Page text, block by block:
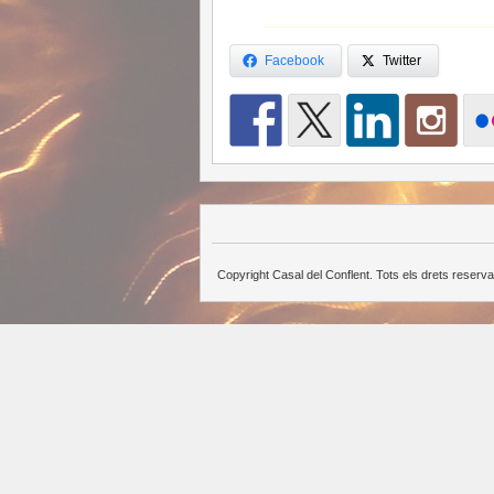
Facebook Twitter
Copyright Casal del Conflent. Tots els drets